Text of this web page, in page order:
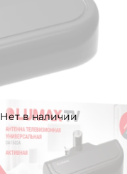
Нет в наличии